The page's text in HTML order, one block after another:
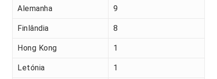
Alemanha 9
Finlândia 8
Hong Kong 1
Letónia 1